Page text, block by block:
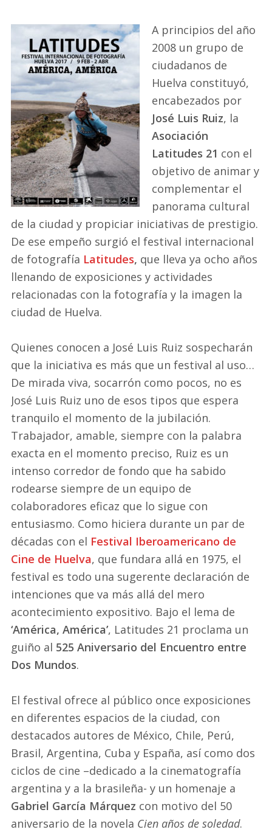
A principios del año
2008 un grupo de
ciudadanos de
Huelva constituyó,
encabezados por
José Luis Ruiz, la
Asociación
Latitudes 21 con el
objetivo de animar y
complementar el
panorama cultural
de la ciudad y propiciar iniciativas de prestigio.
De ese empeño surgió el festival internacional
de fotografía Latitudes, que lleva ya ocho años
llenando de exposiciones y actividades
relacionadas con la fotografía y la imagen la
ciudad de Huelva.
Quienes conocen a José Luis Ruiz sospecharán
que la iniciativa es más que un festival al uso…
De mirada viva, socarrón como pocos, no es
José Luis Ruiz uno de esos tipos que espera
tranquilo el momento de la jubilación.
Trabajador, amable, siempre con la palabra
exacta en el momento preciso, Ruiz es un
intenso corredor de fondo que ha sabido
rodearse siempre de un equipo de
colaboradores eficaz que lo sigue con
entusiasmo. Como hiciera durante un par de
décadas con el Festival Iberoamericano de
Cine de Huelva, que fundara allá en 1975, el
festival es todo una sugerente declaración de
intenciones que va más allá del mero
acontecimiento expositivo. Bajo el lema de
‘América, América’, Latitudes 21 proclama un
guiño al 525 Aniversario del Encuentro entre
Dos Mundos.
El festival ofrece al público once exposiciones
en diferentes espacios de la ciudad, con
destacados autores de México, Chile, Perú,
Brasil, Argentina, Cuba y España, así como dos
ciclos de cine –dedicado a la cinematografía
argentina y a la brasileña- y un homenaje a
Gabriel García Márquez con motivo del 50
aniversario de la novela Cien años de soledad.